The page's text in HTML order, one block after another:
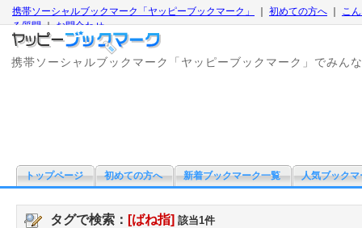
携帯ソーシャルブックマーク「ヤッピーブックマーク」 初めての方へ
こ
る質問｜お問合わせ
携帯ソーシャルブックマーク「ヤッピーブックマーク」でみん
トップページ 初めての方へ 新着ブックマーク一覧 人気ブックマ
タグで検索： [ばね指] 該当1件